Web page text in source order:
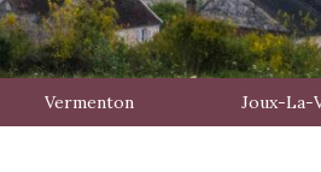
Vermenton Joux-La-